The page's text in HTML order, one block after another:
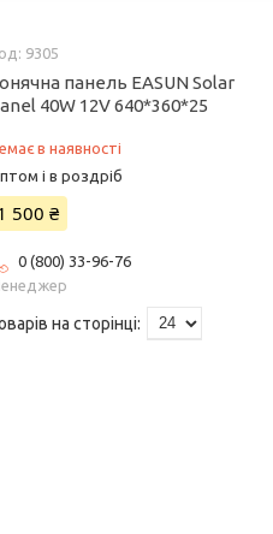
9305
панель EASUN Solar
40W 12V 640*360*25
в наявності
і в роздріб
500 ₴
0 (800) 33-96-76